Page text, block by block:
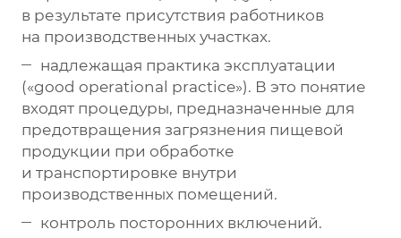
в результате присутствия работников
на производственных участках.
надлежащая практика эксплуатации
(«good operational practice»). В это понятие
входят процедуры, предназначенные для
предотвращения загрязнения пищевой
продукции при обработке
и транспортировке внутри
производственных помещений.
контроль посторонних включений.